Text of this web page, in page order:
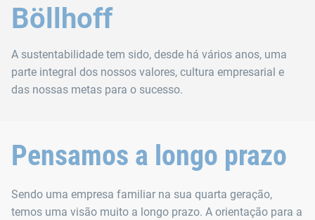
Böllhoff
A sustentabilidade tem sido, desde há vários anos, uma
parte integral dos nossos valores, cultura empresarial e
das nossas metas para o sucesso.
Pensamos a longo prazo
Sendo uma empresa familiar na sua quarta geração,
temos uma visão muito a longo prazo. A orientação para a